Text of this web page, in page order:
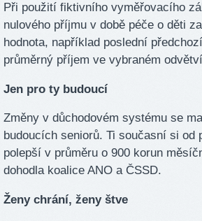
Při použití fiktivního vyměřovacího
nulového příjmu v době péče o děti
hodnota, například poslední
průměrný příjem ve vybraném
Jen pro ty budoucí
Změny v důchodovém systému se
budoucích seniorů. Ti současní si od
polepší v průměru o 900 korun
dohodla koalice ANO a ČSSD.
Ženy chrání, ženy štve